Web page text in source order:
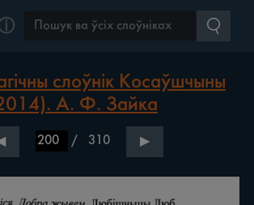
слоўнік Косаўшчыны
А. Ф. Зайка
/ 310 ▶